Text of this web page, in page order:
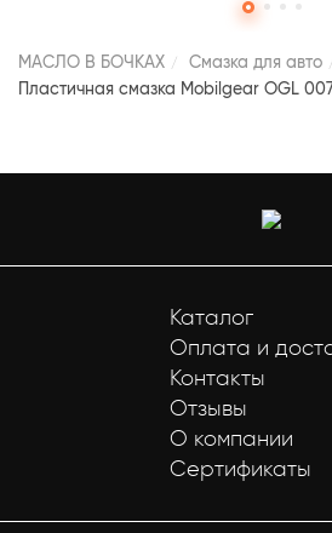
МАСЛО В БОЧКАХ
Смазка для авто
Пластичная смазка Mobilgear OGL
Каталог
Оплата и
Контакты
Отзывы
О компании
Сертификаты